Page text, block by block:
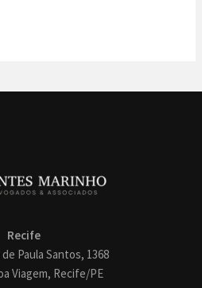
Recife
Paula Santos, 1368
Viagem, Recife/PE